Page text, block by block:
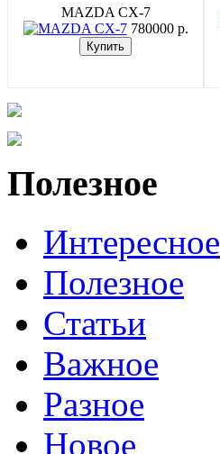
MAZDA CX-7
780000 p.
Полезное
Интересное
Полезное
Статьи
Важное
Разное
Новое